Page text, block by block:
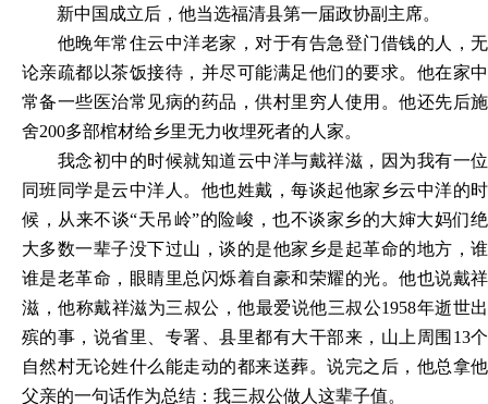
新中国成立后，他当选福清县第一届政协副主席。
他晚年常住云中洋老家，对于有告急登门借钱的人，无
论亲疏都以茶饭接待，并尽可能满足他们的要求。他在家中
常备一些医治常见病的药品，供村里穷人使用。他还先后施
舍200多部棺材给乡里无力收埋死者的人家。
我念初中的时候就知道云中洋与戴祥滋，因为我有一位
同班同学是云中洋人。他也姓戴，每谈起他家乡云中洋的时
候，从来不谈“天吊岭”的险峻，也不谈家乡的大婶大妈们绝
大多数一辈子没下过山，谈的是他家乡是起革命的地方，谁
谁是老革命，眼睛里总闪烁着自豪和荣耀的光。他也说戴祥
滋，他称戴祥滋为三叔公，他最爱说他三叔公1958年逝世出
殡的事，说省里、专署、县里都有大干部来，山上周围13个
自然村无论姓什么能走动的都来送葬。说完之后，他总拿他
父亲的一句话作为总结：我三叔公做人这辈子值。